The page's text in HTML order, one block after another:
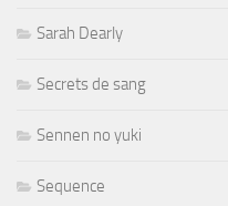
Sarah Dearly
Secrets de sang
Sennen no yuki
Sequence